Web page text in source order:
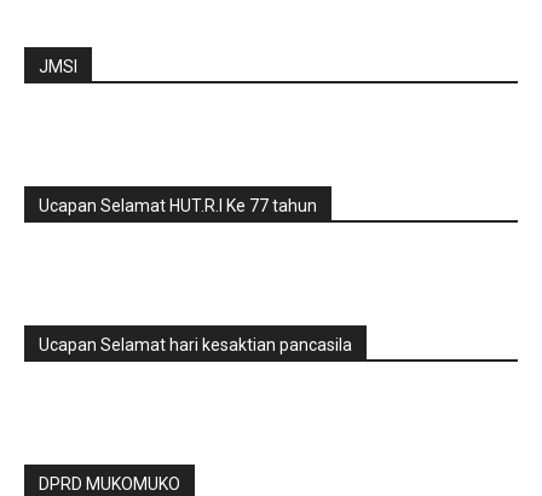
JMSI
Ucapan Selamat HUT.R.I Ke 77 tahun
Ucapan Selamat hari kesaktian pancasila
DPRD MUKOMUKO